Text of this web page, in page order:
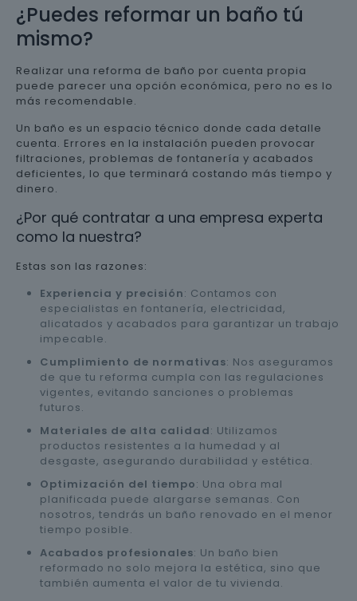
¿Puedes reformar un baño tú
mismo?
Realizar una reforma de baño por cuenta propia
puede parecer una opción económica, pero no es lo
más recomendable.
Un baño es un espacio técnico donde cada detalle
cuenta. Errores en la instalación pueden provocar
filtraciones, problemas de fontanería y acabados
deficientes, lo que terminará costando más tiempo y
dinero.
¿Por qué contratar a una empresa experta
como la nuestra?
Estas son las razones:
Experiencia y precisión: Contamos con
especialistas en fontanería, electricidad,
alicatados y acabados para garantizar un trabajo
impecable.
Cumplimiento de normativas: Nos aseguramos
de que tu reforma cumpla con las regulaciones
vigentes, evitando sanciones o problemas
futuros.
Materiales de alta calidad: Utilizamos
productos resistentes a la humedad y al
desgaste, asegurando durabilidad y estética.
Optimización del tiempo: Una obra mal
planificada puede alargarse semanas. Con
nosotros, tendrás un baño renovado en el menor
tiempo posible.
Acabados profesionales: Un baño bien
reformado no solo mejora la estética, sino que
también aumenta el valor de tu vivienda.